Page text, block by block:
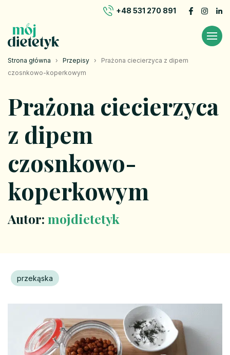
+48 531 270 891
Strona główna › Przepisy › Prażona ciecierzyca z dipem
czosnkowo-koperkowym
Prażona ciecierzyca
z dipem
czosnkowo-
koperkowym
Autor: mojdietetyk
przekąska